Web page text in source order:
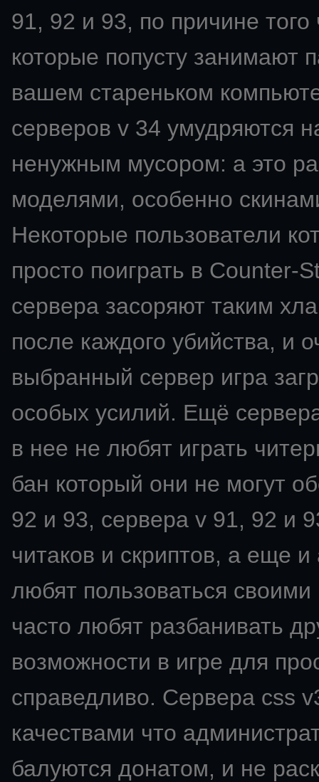
91, 92 и 93, по причине
которые попусту занимают
вашем стареньком
серверов v 34 умудряются
ненужным мусором: а это
моделями, особенно
Некоторые пользователи
просто поиграть в Counter-
сервера засоряют таким
после каждого убийства, и
выбранный сервер игра
особых усилий. Ещё
в нее не любят играть
бан который они не могут
92 и 93, сервера v 91, 92 и
читаков и скриптов, а еще
любят пользоваться
часто любят разбанивать
возможности в игре для
справедливо. Сервера css
качествами что
балуются донатом, и не